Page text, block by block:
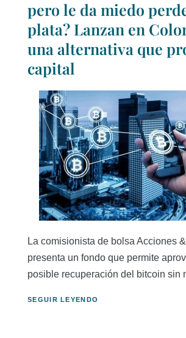
pero le da miedo
plata? Lanzan en
una alternativa que
capital
La comisionista de bolsa Acciones
presenta un fondo que permite
posible recuperación del bitcoin sin
SEGUIR LEYENDO